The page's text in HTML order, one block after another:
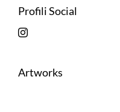
Profili Social
Artworks